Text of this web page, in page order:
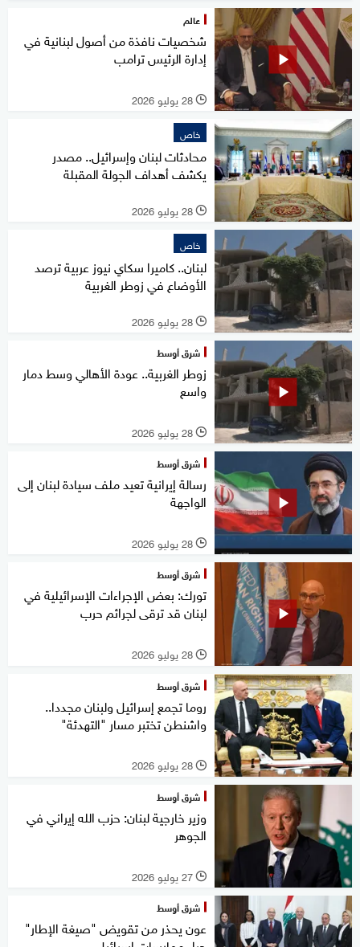
عالم
شخصيات نافذة من أصول لبنانية في
إدارة الرئيس ترامب
l 28 يوليو 2026
خاص
محادثات لبنان وإسرائيل.. مصدر
يكشف أهداف الجولة المقبلة
l 28 يوليو 2026
خاص
لبنان.. كاميرا سكاي نيوز عربية ترصد
الأوضاع في زوطر الغربية
l 28 يوليو 2026
شرق أوسط
زوطر الغربية.. عودة الأهالي وسط دمار
واسع
l 28 يوليو 2026
شرق أوسط
رسالة إيرانية تعيد ملف سيادة لبنان إلى
الواجهة
l 28 يوليو 2026
شرق أوسط
تورك: بعض الإجراءات الإسرائيلية في
لبنان قد ترقى لجرائم حرب
l 28 يوليو 2026
شرق أوسط
روما تجمع إسرائيل ولبنان مجددا..
واشنطن تختبر مسار "التهدئة"
l 28 يوليو 2026
شرق أوسط
وزير خارجية لبنان: حزب الله إيراني في
الجوهر
l 27 يوليو 2026
شرق أوسط
عون يحذر من تقويض "صيغة الإطار"